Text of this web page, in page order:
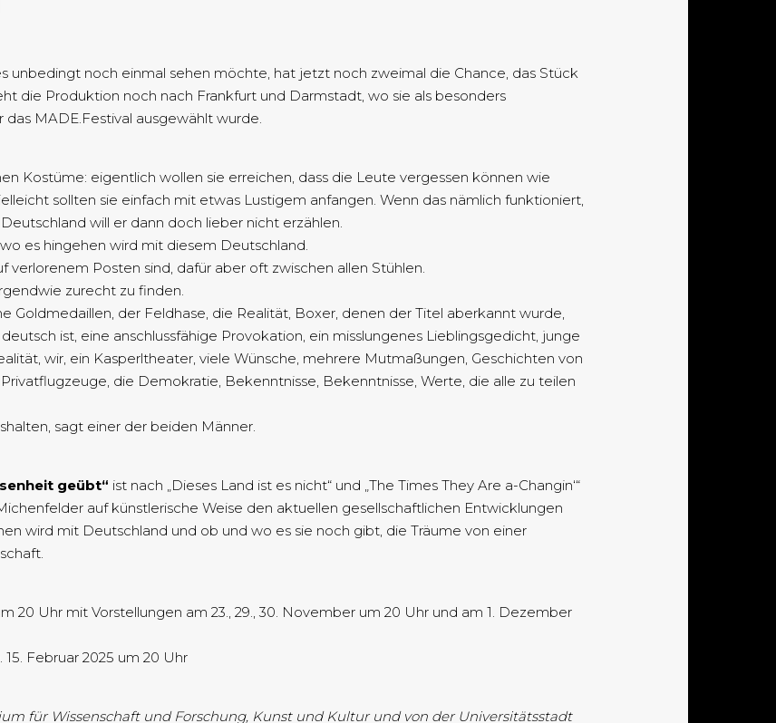
unbedingt noch einmal sehen möchte, hat jetzt noch zweimal die Chance, das Stück
die Produktion noch nach Frankfurt und Darmstadt, wo sie als besonders
MADE.Festival ausgewählt wurde.
Kostüme: eigentlich wollen sie erreichen, dass die Leute vergessen können wie
sollten sie einfach mit etwas Lustigem anfangen. Wenn das nämlich funktioniert,
will er dann doch lieber nicht erzählen.
es hingehen wird mit diesem Deutschland.
verlorenem Posten sind, dafür aber oft zwischen allen Stühlen.
zurecht zu finden.
Goldmedaillen, der Feldhase, die Realität, Boxer, denen der Titel aberkannt wurde,
ist, eine anschlussfähige Provokation, ein misslungenes Lieblingsgedicht, junge
wir, ein Kasperltheater, viele Wünsche, mehrere Mutmaßungen, Geschichten von
die Demokratie, Bekenntnisse, Bekenntnisse, Werte, die alle zu teilen
sagt einer der beiden Männer.
geübt“ ist nach „Dieses Land ist es nicht“ und „The Times They Are a-Changin‘“
auf künstlerische Weise den aktuellen gesellschaftlichen Entwicklungen
wird mit Deutschland und ob und wo es sie noch gibt, die Träume von einer
20 Uhr mit Vorstellungen am 23., 29., 30. November um 20 Uhr und am 1. Dezember
Februar 2025 um 20 Uhr
für Wissenschaft und Forschung, Kunst und Kultur und von der Universitätsstadt